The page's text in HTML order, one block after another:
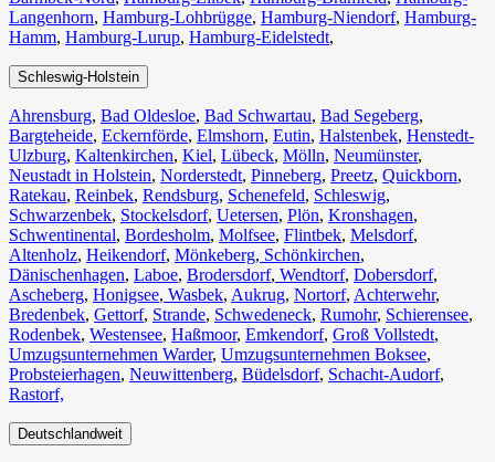
Langenhorn, Hamburg-Lohbrügge, Hamburg-Niendorf, Hamburg-
Hamm, Hamburg-Lurup, Hamburg-Eidelstedt,
Schleswig-Holstein
Ahrensburg, Bad Oldesloe, Bad Schwartau, Bad Segeberg,
Bargteheide, Eckernförde, Elmshorn, Eutin, Halstenbek, Henstedt-
Ulzburg, Kaltenkirchen, Kiel, Lübeck, Mölln, Neumünster,
Neustadt in Holstein, Norderstedt, Pinneberg, Preetz, Quickborn,
Ratekau, Reinbek, Rendsburg, Schenefeld, Schleswig,
Schwarzenbek, Stockelsdorf, Uetersen, Plön, Kronshagen,
Schwentinental, Bordesholm, Molfsee, Flintbek, Melsdorf,
Altenholz, Heikendorf, Mönkeberg, Schönkirchen,
Dänischenhagen, Laboe, Brodersdorf, Wendtorf, Dobersdorf,
Ascheberg, Honigsee, Wasbek, Aukrug, Nortorf, Achterwehr,
Bredenbek, Gettorf, Strande, Schwedeneck, Rumohr, Schierensee,
Rodenbek, Westensee, Haßmoor, Emkendorf, Groß Vollstedt,
Umzugsunternehmen Warder, Umzugsunternehmen Boksee,
Probsteierhagen, Neuwittenberg, Büdelsdorf, Schacht-Audorf,
Rastorf,
Deutschlandweit